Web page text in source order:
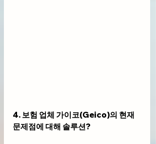
4. 보험 업체 가이코(Geico)의 현재
문제점에 대해 솔루션?